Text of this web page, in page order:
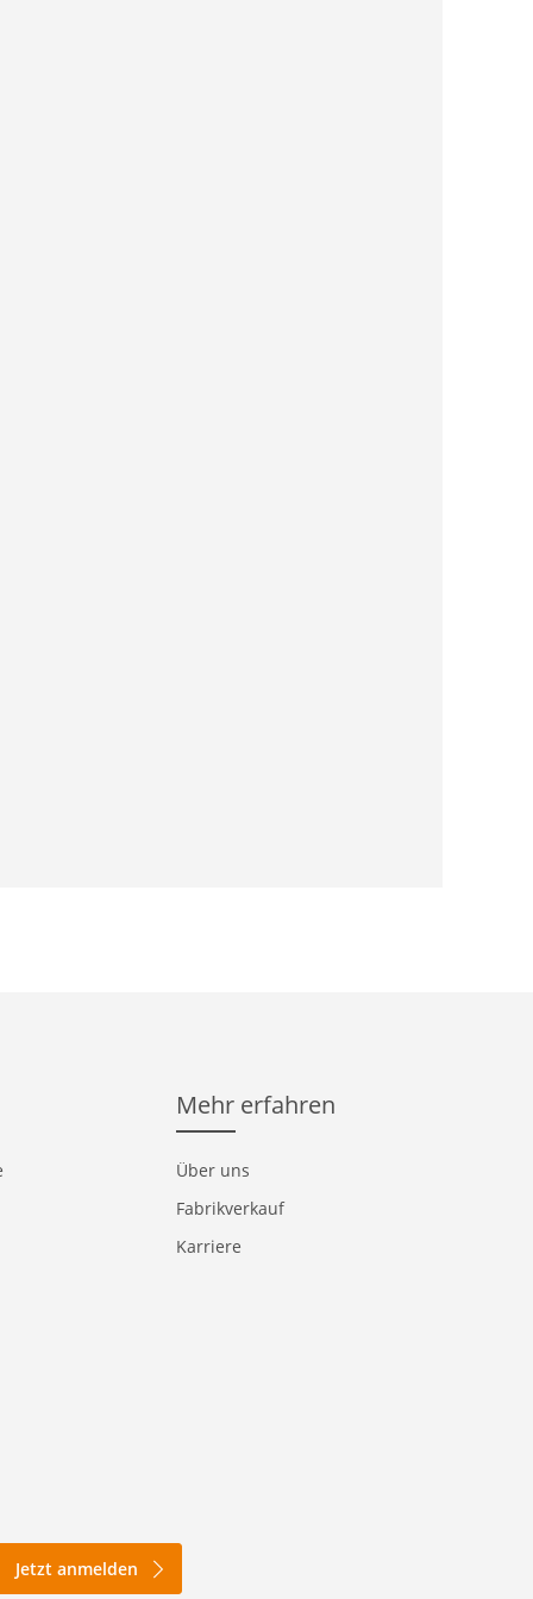
Mehr erfahren
Über uns
Fabrikverkauf
Karriere
Jetzt anmelden